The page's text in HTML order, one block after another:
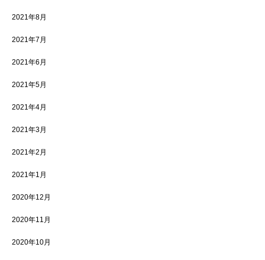
2021年8月
2021年7月
2021年6月
2021年5月
2021年4月
2021年3月
2021年2月
2021年1月
2020年12月
2020年11月
2020年10月